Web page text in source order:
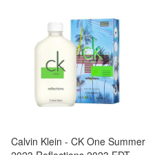
Calvin Klein - CK One Summer